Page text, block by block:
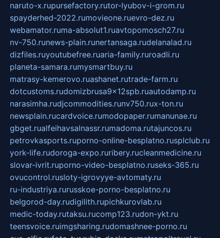
naruto-x.rupursefactory.rutor-lyubov-i-grom.ru
spayderhed-2022.rumovieone.ruevro-dez.ru
webamator.ruma-absolut1.ruavtopomosch27.ru
nv-750.runews-plain.runertansaga.rudelanalad.ru
dizfiles.ruyoutubefree.ruaria-family.ruroadli.ru
planeta-samara.rumysmartbuy.ru
matrasy-kemerovo.ruashanet.rutrade-farm.ru
dotcustoms.rudomizbrusa9x12spb.ruautodamp.ru
narasimha.rudjcommodities.runv750.rux-ton.ru
newsplain.rucardvoice.rumodopaper.rumanunae.ru
gbget.rualfeihavsalnassr.rumadoma.rutajuncos.ru
petrovkasports.ruporno-online-besplatno.rusplclub.ru
york-life.rudoroga-expo.ruribery.rucleanmedicine.ru
slovar-ivrit.ruporno-video-besplatno.ruseks-365.ru
ovucontrol.rusloty-igrovyye-avtomaty.ru
ru-industriya.rurusskoe-porno-besplatno.ru
belgorod-day.rudigilith.rupichkurovlab.ru
medic-today.rutaksu.rucomp123.rudon-ykt.ru
teensvoice.ruimgsharing.rudomashnee-porno.ru